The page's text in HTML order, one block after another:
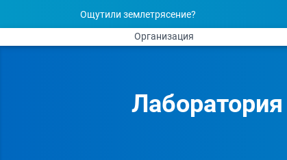
Ощутили землетрясение?
Организация